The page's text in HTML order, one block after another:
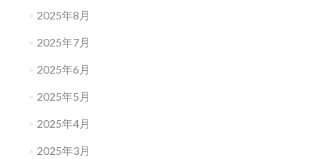
2025年8月
2025年7月
2025年6月
2025年5月
2025年4月
2025年3月